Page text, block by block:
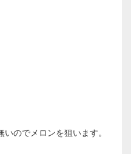
のでメロンを狙います。